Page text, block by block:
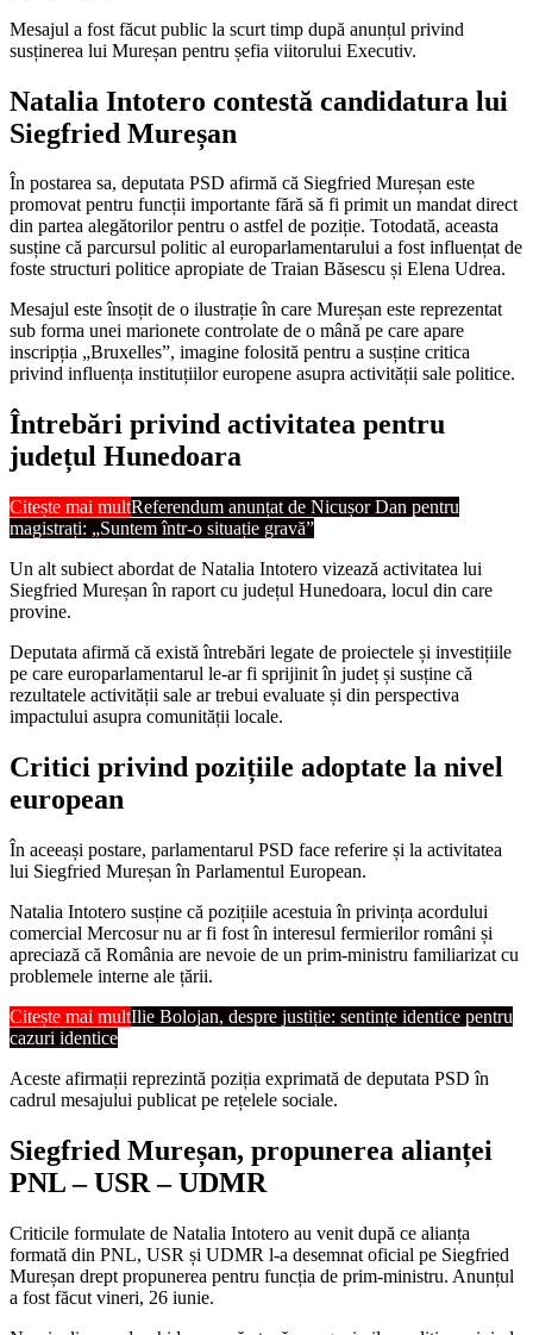
Mesajul a fost făcut public la scurt timp după anunțul privind
susținerea lui Mureșan pentru șefia viitorului Executiv.
Natalia Intotero contestă candidatura lui
Siegfried Mureșan
În postarea sa, deputata PSD afirmă că Siegfried Mureșan este
promovat pentru funcții importante fără să fi primit un mandat direct
din partea alegătorilor pentru o astfel de poziție. Totodată, aceasta
susține că parcursul politic al europarlamentarului a fost influențat de
foste structuri politice apropiate de Traian Băsescu și Elena Udrea.
Mesajul este însoțit de o ilustrație în care Mureșan este reprezentat
sub forma unei marionete controlate de o mână pe care apare
inscripția „Bruxelles”, imagine folosită pentru a susține critica
privind influența instituțiilor europene asupra activității sale politice.
Întrebări privind activitatea pentru
județul Hunedoara
Citește mai multReferendum anunțat de Nicușor Dan pentru
magistrați: „Suntem într-o situație gravă”
Un alt subiect abordat de Natalia Intotero vizează activitatea lui
Siegfried Mureșan în raport cu județul Hunedoara, locul din care
provine.
Deputata afirmă că există întrebări legate de proiectele și investițiile
pe care europarlamentarul le-ar fi sprijinit în județ și susține că
rezultatele activității sale ar trebui evaluate și din perspectiva
impactului asupra comunității locale.
Critici privind pozițiile adoptate la nivel
european
În aceeași postare, parlamentarul PSD face referire și la activitatea
lui Siegfried Mureșan în Parlamentul European.
Natalia Intotero susține că pozițiile acestuia în privința acordului
comercial Mercosur nu ar fi fost în interesul fermierilor români și
apreciază că România are nevoie de un prim-ministru familiarizat cu
problemele interne ale țării.
Citește mai multIlie Bolojan, despre justiție: sentințe identice pentru
cazuri identice
Aceste afirmații reprezintă poziția exprimată de deputata PSD în
cadrul mesajului publicat pe rețelele sociale.
Siegfried Mureșan, propunerea alianței
PNL – USR – UDMR
Criticile formulate de Natalia Intotero au venit după ce alianța
formată din PNL, USR și UDMR l-a desemnat oficial pe Siegfried
Mureșan drept propunerea pentru funcția de prim-ministru. Anunțul
a fost făcut vineri, 26 iunie.